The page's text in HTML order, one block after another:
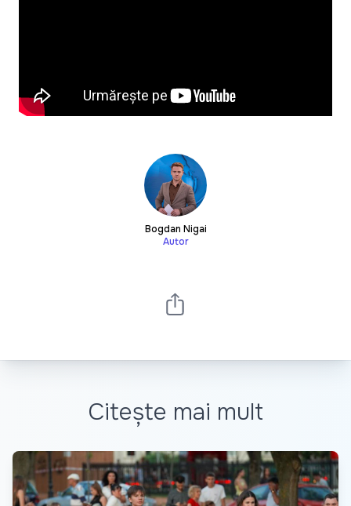
Bogdan Nigai
Autor
Citește mai mult